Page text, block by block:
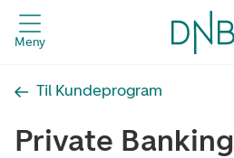
Meny
Til Kundeprogram
Private Banking